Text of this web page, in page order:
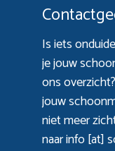
Is iets
je jouw
ons
jouw
niet meer
naar info [at]